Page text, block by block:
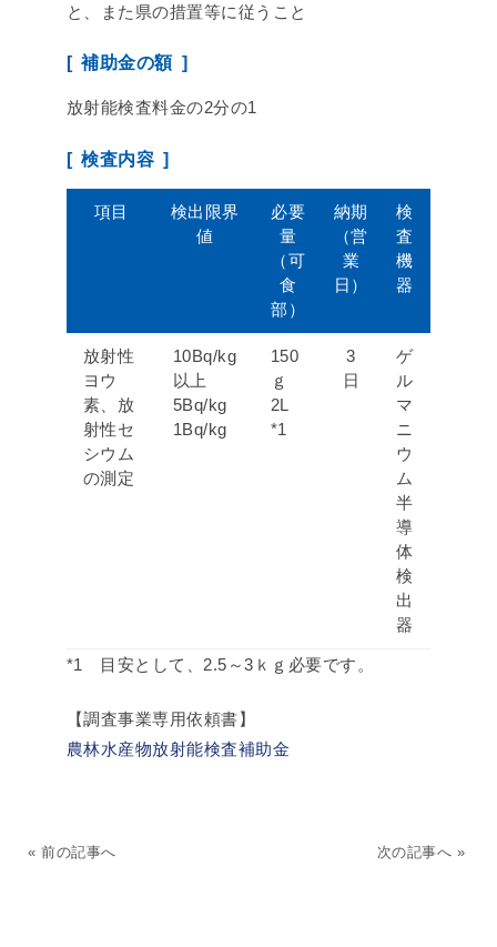
と、また県の措置等に従うこと
補助金の額
放射能検査料金の2分の1
検査内容
項目
検出限界
値
必要
量
（可
食
部）
納期
（営
業
日）
検
査
機
器
放射性
ヨウ
素、放
射性セ
シウム
の測定
10Bq/kg
以上
5Bq/kg
1Bq/kg
150
ｇ
2L
*1
3
日
ゲ
ル
マ
ニ
ウ
ム
半
導
体
検
出
器
*1 目安として、2.5～3ｋｇ必要です。
【調査事業専用依頼書】
農林水産物放射能検査補助金
« 前の記事へ 次の記事へ »